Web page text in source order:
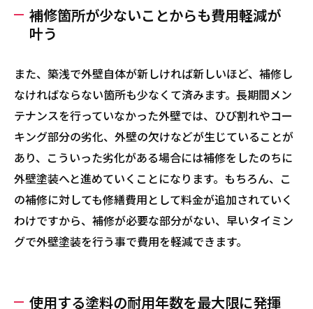
補修箇所が少ないことからも費用軽減が
叶う
また、築浅で外壁自体が新しければ新しいほど、補修し
なければならない箇所も少なくて済みます。長期間メン
テナンスを行っていなかった外壁では、ひび割れやコー
キング部分の劣化、外壁の欠けなどが生じていることが
あり、こういった劣化がある場合には補修をしたのちに
外壁塗装へと進めていくことになります。もちろん、こ
の補修に対しても修繕費用として料金が追加されていく
わけですから、補修が必要な部分がない、早いタイミン
グで外壁塗装を行う事で費用を軽減できます。
使用する塗料の耐用年数を最大限に発揮